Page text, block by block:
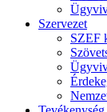
Szervezet
SZEF